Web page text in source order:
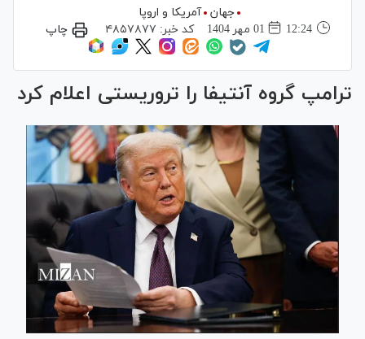
جهان
آمریکا و اروپا
12:24
01 مهر 1404 کد خبر: ۴۸۵۷۸۷۷ چاپ
ترامپ گروه آنتیفا را تروریستی اعلام کرد